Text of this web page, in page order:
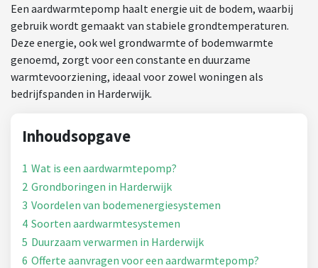
Een aardwarmtepomp haalt energie uit de bodem, waarbij
gebruik wordt gemaakt van stabiele grondtemperaturen.
Deze energie, ook wel grondwarmte of bodemwarmte
genoemd, zorgt voor een constante en duurzame
warmtevoorziening, ideaal voor zowel woningen als
bedrijfspanden in Harderwijk.
Inhoudsopgave
1 Wat is een aardwarmtepomp?
2 Grondboringen in Harderwijk
3 Voordelen van bodemenergiesystemen
4 Soorten aardwarmtesystemen
5 Duurzaam verwarmen in Harderwijk
6 Offerte aanvragen voor een aardwarmtepomp?